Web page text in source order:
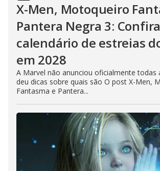
X-Men, Motoqueiro
Pantera Negra 3:
calendário de estreias
em 2028
A Marvel não anunciou oficialmente todas
deu dicas sobre quais são O post X-Men,
Fantasma e Pantera...